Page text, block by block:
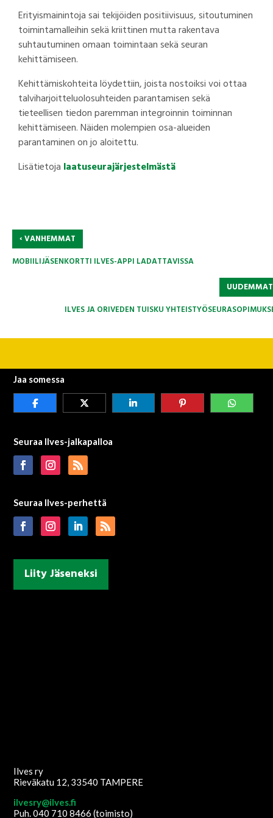
Erityismainintoja sai tekijöiden positiivisuus, sitoutuminen
toimintamalleihin sekä kriittinen mutta rakentava
suhtautuminen omaan toimintaan sekä seuran
kehittämiseen.
Kehittämiskohteita löydettiin, joista nostoiksi voi ottaa
talviharjoitteluolosuhteiden parantamisen sekä
tieteellisen tiedon paremman integroinnin toiminnan
kehittämiseen. Näiden molempien osa-alueiden
parantaminen on jo aloitettu.
Lisätietoja laatuseurajärjestelmästä
‹VANHEMMAT
MOBIILIJÄSENKORTTI ILVES-APPI LADATTAVISSA
ILVES JA ORIVEDEN TUISKU
Jaa somessa
Seuraa Ilves-jalkapalloa
Seuraa Ilves-perhettä
Liity Jäseneksi
Ilves ry
Rieväkatu 12, 33540 TAMPERE
ilvesry@ilves.fi
Puh. 040 710 8466 (toimisto)